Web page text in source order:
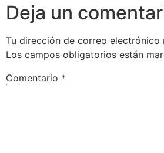
Deja un
Tu dirección de correo electrónico
Los campos obligatorios están
Comentario *